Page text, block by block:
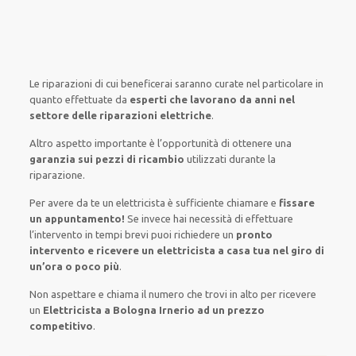
Le riparazioni di cui beneficerai sarannocurate nel particolare in
quanto effettuate da esperti che lavorano da anni nel
settore delle riparazioni elettriche.
Altro aspetto importante è l’opportunità diottenere una
garanzia sui pezzi di ricambioutilizzati durante la
riparazione.
Per avereda te un elettricistaè sufficiente chiamare e fissare
un appuntamento! Se invece hainecessità dieffettuare
l’intervento in tempi brevi puoi richiedere un pronto
intervento e ricevere un elettricista a casa tua nel giro di
un’ora o poco più.
Non aspettare e chiama il numero che trovi in alto per ricevere
un Elettricista a Bologna Irnerio ad un prezzo
competitivo.